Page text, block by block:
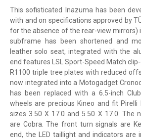
This sofisticated Inazuma has been
with and on specifications approved by
for the absence of the rear-view mirrors)
subframe has been shortened and
leather solo seat, integrated with the
end features LSL Sport-Speed ​​Match
R1100 triple tree plates with reduced
now integrated into a Motogadget
has been replaced with a 6.5-inch
wheels are precious Kineo and fit Pirelli
sizes 3.50 X 17.0 and 5.50 X 17.0. The
are Cobra. The front turn signals are
end, the LED taillight and indicators are